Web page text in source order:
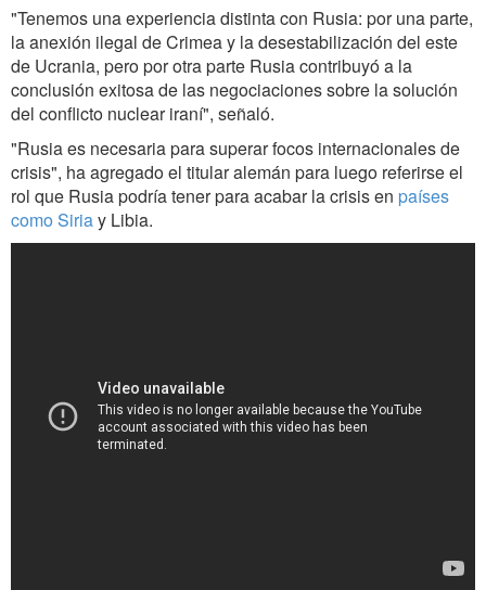
"Tenemos una experiencia distinta con Rusia: por una parte,
la anexión ilegal de Crimea y la desestabilización del este
de Ucrania, pero por otra parte Rusia contribuyó a la
conclusión exitosa de las negociaciones sobre la solución
del conflicto nuclear iraní", señaló.
"Rusia es necesaria para superar focos internacionales de
crisis", ha agregado el titular alemán para luego referirse el
rol que Rusia podría tener para acabar la crisis en países
como Siriay Libia.